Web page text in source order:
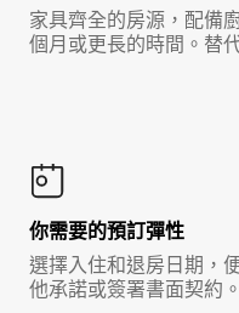
家具齊全的房源，配備
個月或更長的時間。替
你需要的預訂彈性
選擇入住和退房日期，
他承諾或簽署書面契約